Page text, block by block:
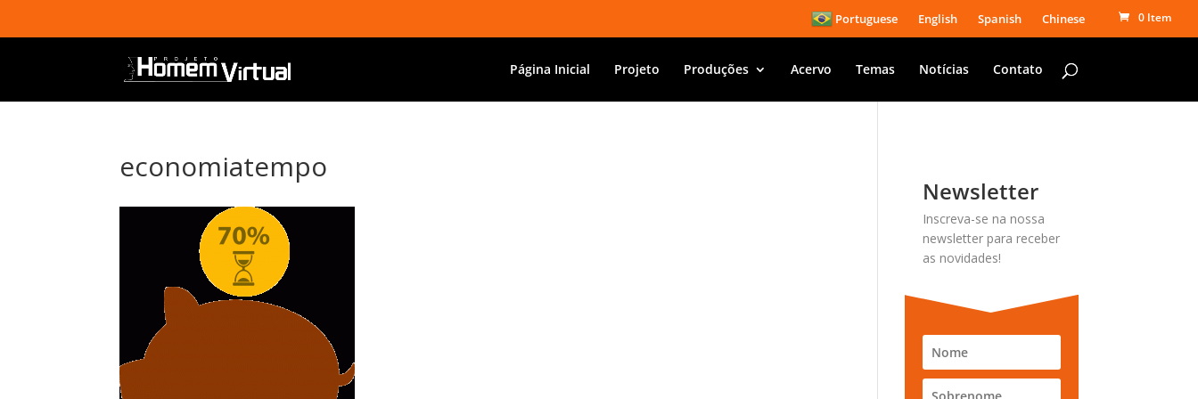
Portuguese English Spanish Chinese 0 Item
Página Inicial Projeto Produções Acervo Temas Notícias Contato
economiatempo
Newsletter
Inscreva-se na nossa
newsletter para receber
as novidades!